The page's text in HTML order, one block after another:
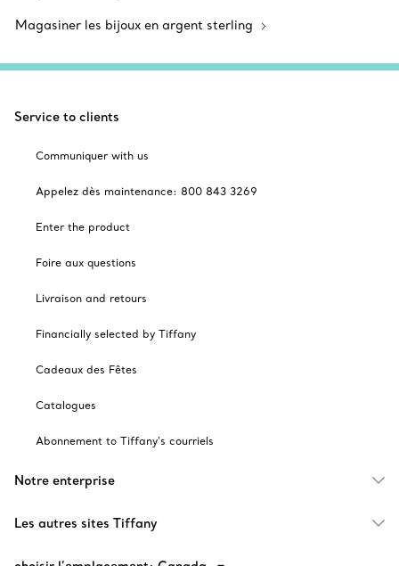
Magasiner les bijoux en argent sterling
Service to clients
Communiquer with us
Appelez dès maintenance: 800 843 3269
Enter the product
Foire aux questions
Livraison and retours
Financially selected by Tiffany
Cadeaux des Fêtes
Catalogues
Abonnement to Tiffany's courriels
Notre enterprise
Les autres sites Tiffany